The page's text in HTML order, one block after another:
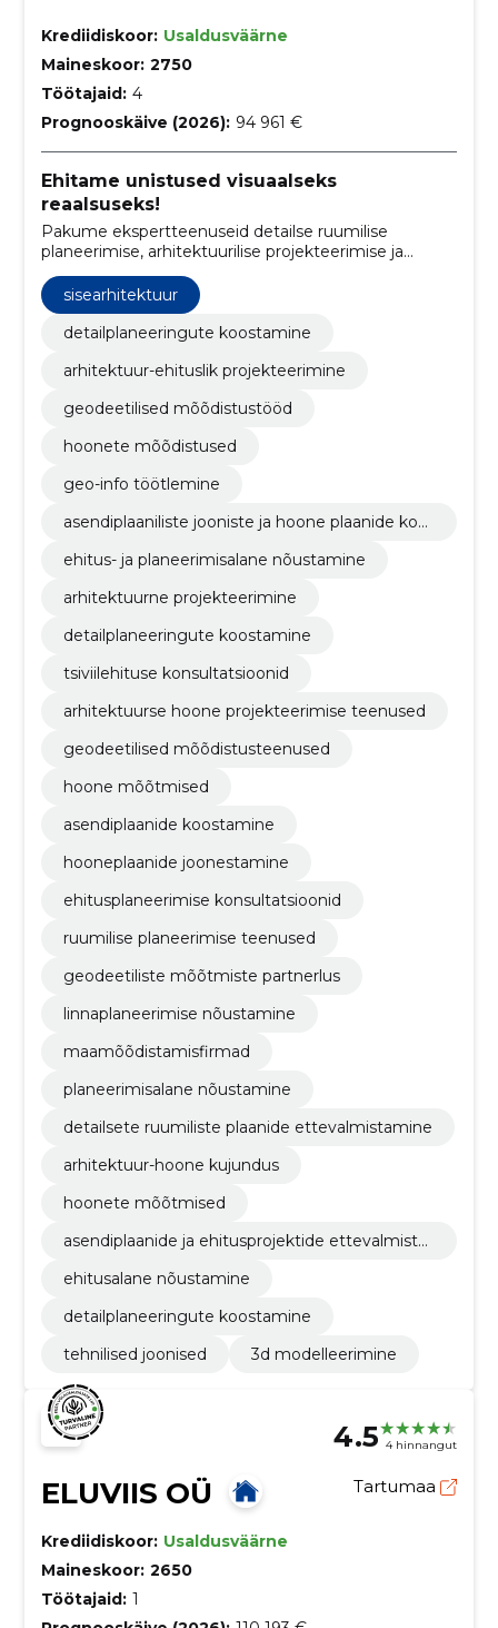
Krediidiskoor: Usaldusväärne
Maineskoor: 2750
Töötajaid: 4
Prognooskäive (2026): 94 961 €
Ehitame unistused visuaalseks
reaalsuseks!
Pakume ekspertteenuseid detailse ruumilise
planeerimise, arhitektuurilise projekteerimise ja
geodeetilise mõõdistamise alal.
sisearhitektuur
detailplaneeringute koostamine
arhitektuur-ehituslik projekteerimine
geodeetilised mõõdistustööd
hoonete mõõdistused
geo-info töötlemine
asendiplaaniliste jooniste ja hoone plaanide koo
ehitus- ja planeerimisalane nõustamine
arhitektuurne projekteerimine
detailplaneeringute koostamine
tsiviilehituse konsultatsioonid
arhitektuurse hoone projekteerimise teenused
geodeetilised mõõdistusteenused
hoone mõõtmised
asendiplaanide koostamine
hooneplaanide joonestamine
ehitusplaneerimise konsultatsioonid
ruumilise planeerimise teenused
geodeetiliste mõõtmiste partnerlus
linnaplaneerimise nõustamine
maamõõdistamisfirmad
planeerimisalane nõustamine
detailsete ruumiliste plaanide ettevalmistamine
arhitektuur-hoone kujundus
hoonete mõõtmised
asendiplaanide ja ehitusprojektide ettevalmista
ehitusalane nõustamine
detailplaneeringute koostamine
tehnilised joonised
3d modelleerimine
4.5 4 hinnangut
ELUVIIS OÜ Tartumaa
Krediidiskoor: Usaldusväärne
Maineskoor: 2650
Töötajaid: 1